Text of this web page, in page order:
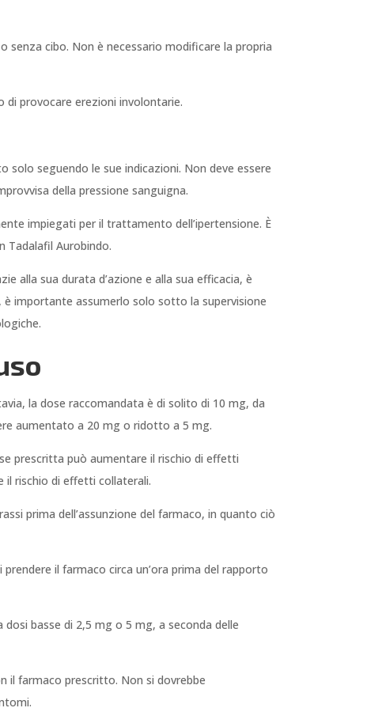
senza cibo. Non è necessario modificare la propria
di provocare erezioni involontarie.
seguendo le sue indicazioni. Non deve essere
della pressione sanguigna.
impiegati per il trattamento dell’ipertensione. È
Tadalafil Aurobindo.
alla sua durata d’azione e alla sua efficacia, è
importante assumerlo solo sotto la supervisione
la dose raccomandata è di solito di 10 mg, da
aumentato a 20 mg o ridotto a 5 mg.
prescritta può aumentare il rischio di effetti
il rischio di effetti collaterali.
prima dell’assunzione del farmaco, in quanto ciò
il farmaco circa un’ora prima del rapporto
basse di 2,5 mg o 5 mg, a seconda delle
il farmaco prescritto. Non si dovrebbe